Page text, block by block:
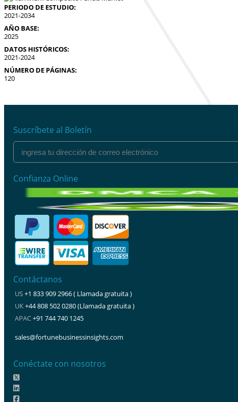
PERIODO DE ESTUDIO:
2021-2034
AÑO BASE:
2025
DATOS HISTÓRICOS:
2021-2024
NÚMERO DE PÁGINAS:
120
Suscríbete al Boletín
Confianza Online
Contáctanos
US+1 833 909 2966 ( Llamada gratuita )
UK+44 808 502 0280 (Llamada gratuita )
APAC+91 744 740 1245
sales@fortunebusinessinsights.com
Conéctate con nosotros